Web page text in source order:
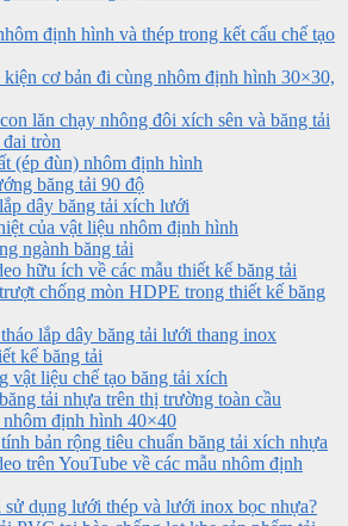
định hình và thép trong kết cấu chế tạo
cơ bản đi cùng nhôm định hình 30×30,
lăn chạy nhông đôi xích sên và băng tải
tròn
(ép đùn) nhôm định hình
băng tải 90 độ
dây băng tải xích lưới
của vật liệu nhôm định hình
ngành băng tải
hữu ích về các mẫu thiết kế băng tải
chống mòn HDPE trong thiết kế băng
lắp dây băng tải lưới thang inox
kế băng tải
vật liệu chế tạo băng tải xích
tải nhựa trên thị trường toàn cầu
định hình 40×40
bản rộng tiêu chuẩn băng tải xích nhựa
trên YouTube về các mẫu nhôm định
sử dụng lưới thép và lưới inox bọc nhựa?